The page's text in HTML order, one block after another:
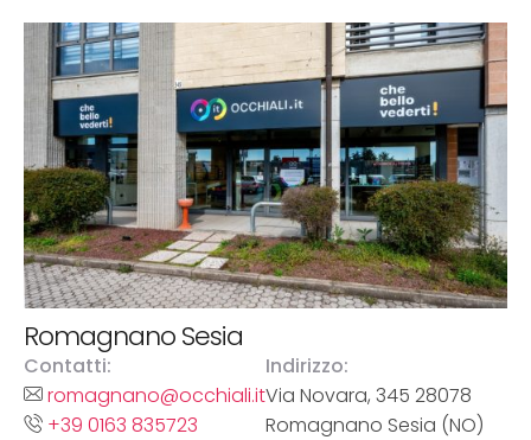
Romagnano Sesia
Indirizzo:
Via Novara, 345 28078
Romagnano Sesia (NO)
Contatti:
romagnano@occhiali.it
+39 0163 835723